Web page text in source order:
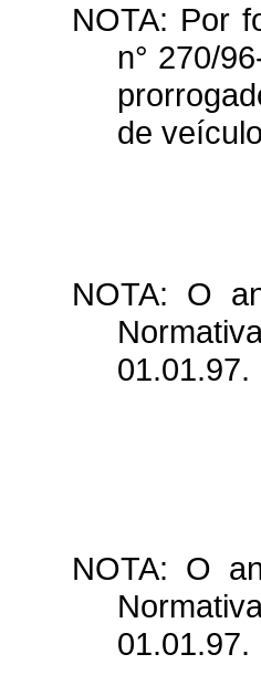
NOTA: Por
n° 270/
de
NOTA: O
01.01.97.
NOTA: O
01.01.97.